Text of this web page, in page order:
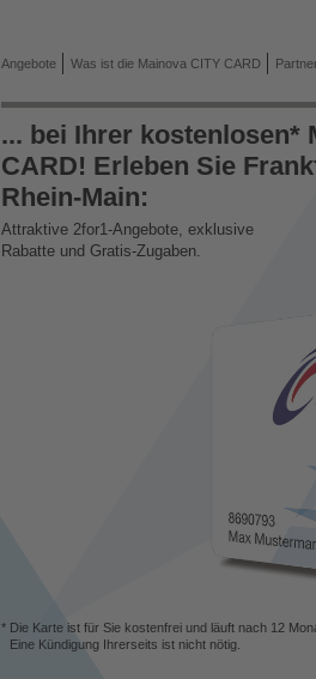
Angebote Was ist die Mainova CITY CARD
... bei Ihrer kostenlosen*
CARD! Erleben Sie
Rhein-Main:
Attraktive 2for1-Angebote, exklusive
Rabatte und Gratis-Zugaben.
* Die Karte ist für Sie kostenfrei und läuft nach 12
Eine Kündigung Ihrerseits ist nicht nötig.